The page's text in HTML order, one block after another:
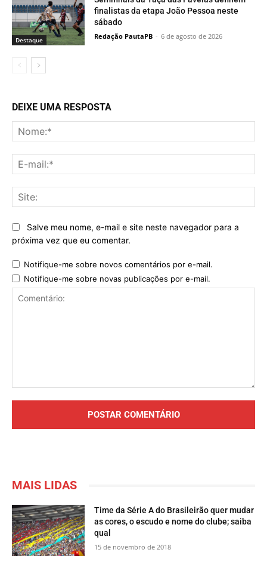
Destaque
finalistas da etapa João Pessoa neste
sábado
Redação PautaPB - 6 de agosto de 2026
DEIXE UMA RESPOSTA
Salve meu nome, e-mail e site neste navegador para a
próxima vez que eu comentar.
Notifique-me sobre novos comentários por e-mail.
Notifique-me sobre novas publicações por e-mail.
MAIS LIDAS
Time da Série A do Brasileirão quer mudar
as cores, o escudo e nome do clube; saiba
qual
15 de novembro de 2018